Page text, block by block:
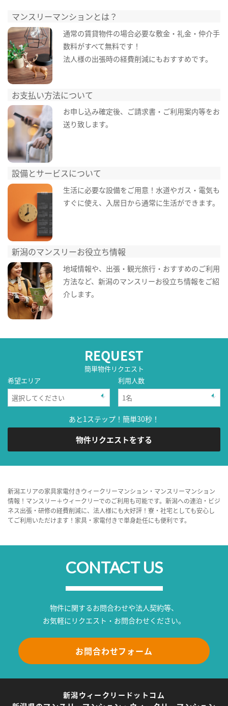
マンスリーマンションとは？
通常の賃貸物件の場合必要な敷金・礼金・仲介手
数料がすべて無料です！
法人様の出張時の経費削減にもおすすめです。
お支払い方法について
お申し込み確定後、ご請求書・ご利用案内等をお
送り致します。
設備とサービスについて
生活に必要な設備をご用意！水道やガス・電気も
すぐに使え、入居日から通常に生活ができます。
新潟のマンスリーお役立ち情報
地域情報や、出張・観光旅行・おすすめのご利用
方法など、新潟のマンスリーお役立ち情報をご紹
介します。
REQUEST
簡単物件リクエスト
希望エリア
利用人数
あと1ステップ！簡単30秒！
物件リクエストをする
新潟エリアの家具家電付きウィークリーマンション・マンスリーマンション
情報！マンスリー＋ウィークリーでのご利用も可能です。新潟への連泊・ビジ
ネス出張・研修の経費削減に、法人様にも大好評！寮・社宅としても安心し
てご利用いただけます！家具・家電付きで単身赴任にも便利です。
CONTACT US
物件に関するお問合わせや法人契約等、
お気軽にリクエスト・お問合わせください。
お問合わせフォーム
新潟ウィークリードットコム